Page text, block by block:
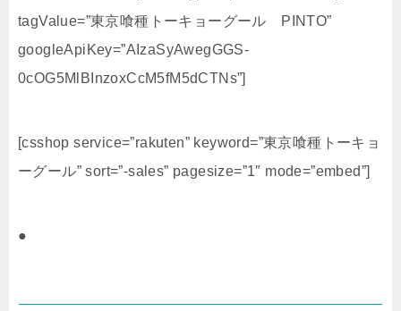
tagValue=”東京喰種トーキョーグール PINTO”
googleApiKey=”AIzaSyAwegGGS-
0cOG5MlBInzoxCcM5fM5dCTNs”]
[csshop service=”rakuten” keyword=”東京喰種トーキョ
ーグール” sort=”-sales” pagesize=”1″ mode=”embed”]
●